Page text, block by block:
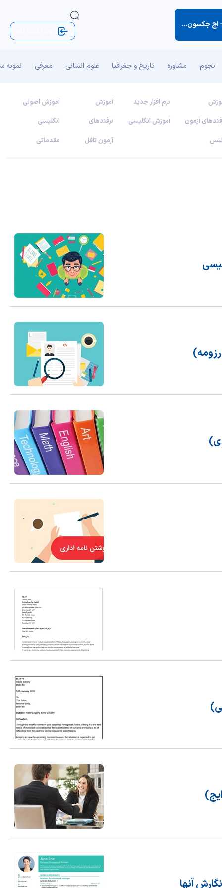
-اچ جکسون براون (کتاب نکته‌های کوچک زندگی)
نجوم مشاوره تاریخ و جغرافیا علوم انسانی معرفی نمونه
آزمون
نرم افزار جدید
آموزش انگلیسی
آموزش
ترفندهای
آزمون تافل
آموزش اصولی
انگلیسی
مقدماتی
آنها